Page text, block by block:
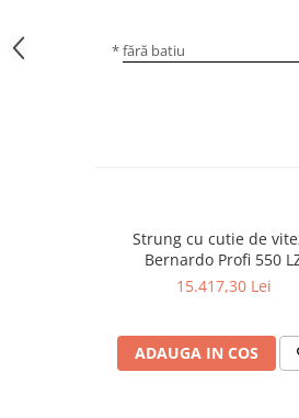
Universale de strung si accesorii
Mandrine independente
Mandrină cu 3 fălci din fontă
Mandrină cu 4 fălci din fontă
Mandrină cu 4 fălci din otel
* fără batiu
Strung cu cutie de
Bernardo Profi 550
15.417,30 Lei
ADAUGA IN COS